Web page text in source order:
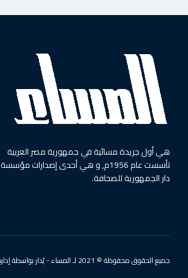
هي أول جريدة مسائية في جمهورية مصر العربية
تأسست عام 1956م, و هي أحدى إصدارات مؤسسة
دار الجمهورية للصحافة.
جميع الحقوق محفوظة © 2021 لـ المساء - يُدار بواسطة إدارة التحول الرقمي.